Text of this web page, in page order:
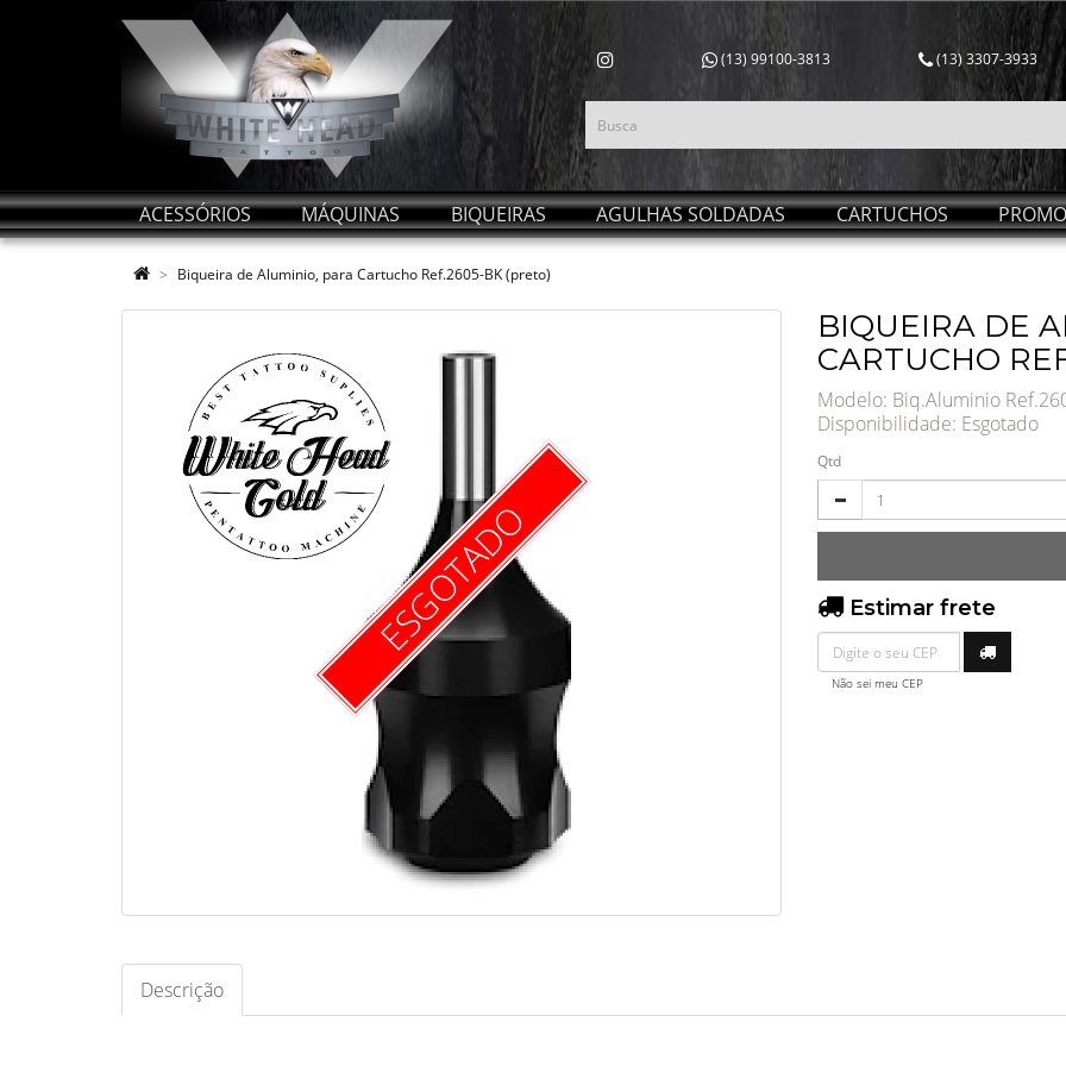
(13) 99100-3813 (13) 3307-3933
ACESSÓRIOS MÁQUINAS BIQUEIRAS AGULHAS SOLDADAS CARTUCHOS
Biqueira de Aluminio, para Cartucho Ref.2605-BK (preto)
ESGOTADO
BIQUEIRA DE
CARTUCHO
Modelo: Biq.Aluminio
Disponibilidade: Esgotado
Qtd
Estimar frete
Não sei meu CEP
Descrição